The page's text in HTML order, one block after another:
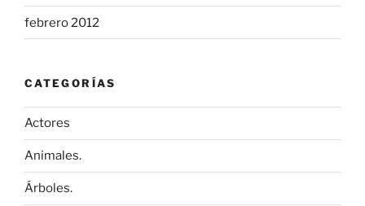
febrero 2012
CATEGORÍAS
Actores
Animales.
Árboles.